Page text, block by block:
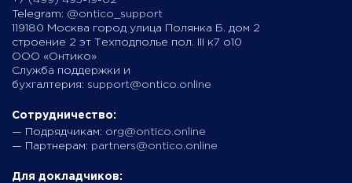
Telegram: @ontico_support
119180 Москва город улица Полянка Б. дом 2
строение 2 эт Техподполье пол. III к7 о10
ООО «Онтико»
Служба поддержки и
бухгалтерия: support@ontico.online
Сотрудничество:
— Подрядчикам: org@ontico.online
— Партнерам: partners@ontico.online
Для докладчиков: